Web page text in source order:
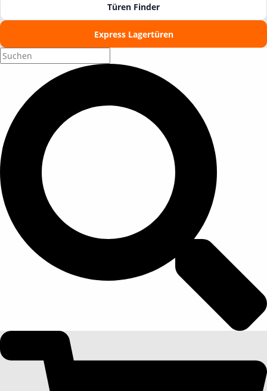
Türen Finder
Express Lagertüren